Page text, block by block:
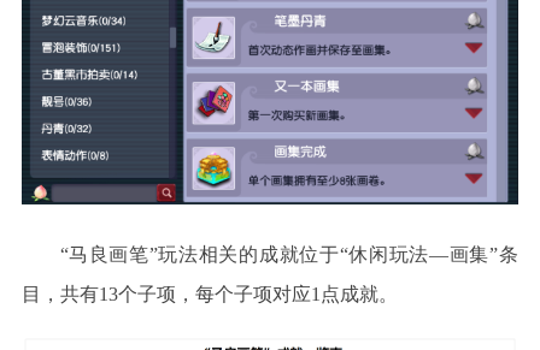
“马良画笔”玩法相关的成就位于“休闲玩法—画集”条
目，共有13个子项，每个子项对应1点成就。